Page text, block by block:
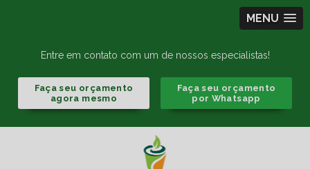
MENU
Entre em contato com um de nossos especialistas!
Faça seu orçamento
agora mesmo
Faça seu orçamento
por Whatsapp